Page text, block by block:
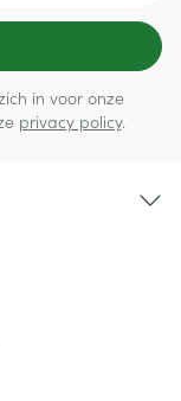
in voor onze
privacy policy.